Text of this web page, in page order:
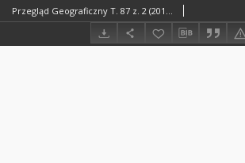
Przegląd Geograficzny T. 87 z. 2 (2015), Kronika